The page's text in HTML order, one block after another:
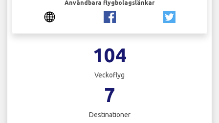
Användbara flygbolagslänkar
104
Veckoflyg
7
Destinationer